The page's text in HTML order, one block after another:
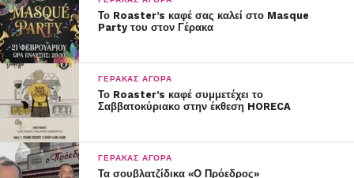
Το Roaster’s καφέ σας καλεί στο Masque
Party του στον Γέρακα
ΓΈΡΑΚΑΣ ΑΓΟΡΆ
Το Roaster’s καφέ συμμετέχει το
Σαββατοκύριακο στην έκθεση HORECA
ΓΈΡΑΚΑΣ ΑΓΟΡΆ
Τα σουβλατζίδικα «Ο Πρόεδρος»